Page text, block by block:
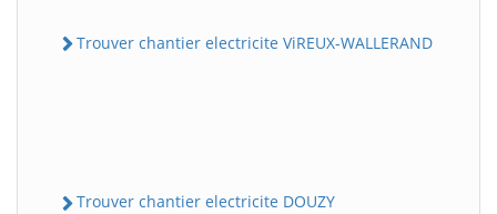
Trouver chantier electricite ViREUX-WALLERAND
Trouver chantier electricite DOUZY